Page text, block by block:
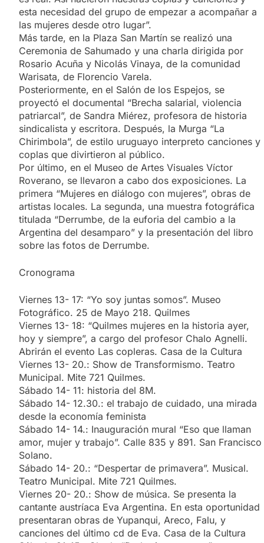
esta necesidad del grupo de empezar a acompañar a
las mujeres desde otro lugar”.
Más tarde, en la Plaza San Martín se realizó una
Ceremonia de Sahumado y una charla dirigida por
Rosario Acuña y Nicolás Vinaya, de la comunidad
Warisata, de Florencio Varela.
Posteriormente, en el Salón de los Espejos, se
proyectó el documental “Brecha salarial, violencia
patriarcal”, de Sandra Miérez, profesora de historia
sindicalista y escritora. Después, la Murga “La
Chirimbola”, de estilo uruguayo interpreto canciones y
coplas que divirtieron al público.
Por último, en el Museo de Artes Visuales Víctor
Roverano, se llevaron a cabo dos exposiciones. La
primera “Mujeres en diálogo con mujeres”, obras de
artistas locales. La segunda, una muestra fotográfica
titulada “Derrumbe, de la euforia del cambio a la
Argentina del desamparo” y la presentación del libro
sobre las fotos de Derrumbe.
Cronograma
Viernes 13- 17: “Yo soy juntas somos”. Museo
Fotográfico. 25 de Mayo 218. Quilmes
Viernes 13- 18: “Quilmes mujeres en la historia ayer,
hoy y siempre”, a cargo del profesor Chalo Agnelli.
Abrirán el evento Las copleras. Casa de la Cultura
Viernes 13- 20.: Show de Transformismo. Teatro
Municipal. Mite 721 Quilmes.
Sábado 14- 11: historia del 8M.
Sábado 14- 12.30.: el trabajo de cuidado, una mirada
desde la economía feminista
Sábado 14- 14.: Inauguración mural “Eso que llaman
amor, mujer y trabajo”. Calle 835 y 891. San Francisco
Solano.
Sábado 14- 20.: “Despertar de primavera”. Musical.
Teatro Municipal. Mite 721 Quilmes.
Viernes 20- 20.: Show de música. Se presenta la
cantante austríaca Eva Argentina. En esta oportunidad
presentaran obras de Yupanqui, Areco, Falu, y
canciones del último cd de Eva. Casa de la Cultura